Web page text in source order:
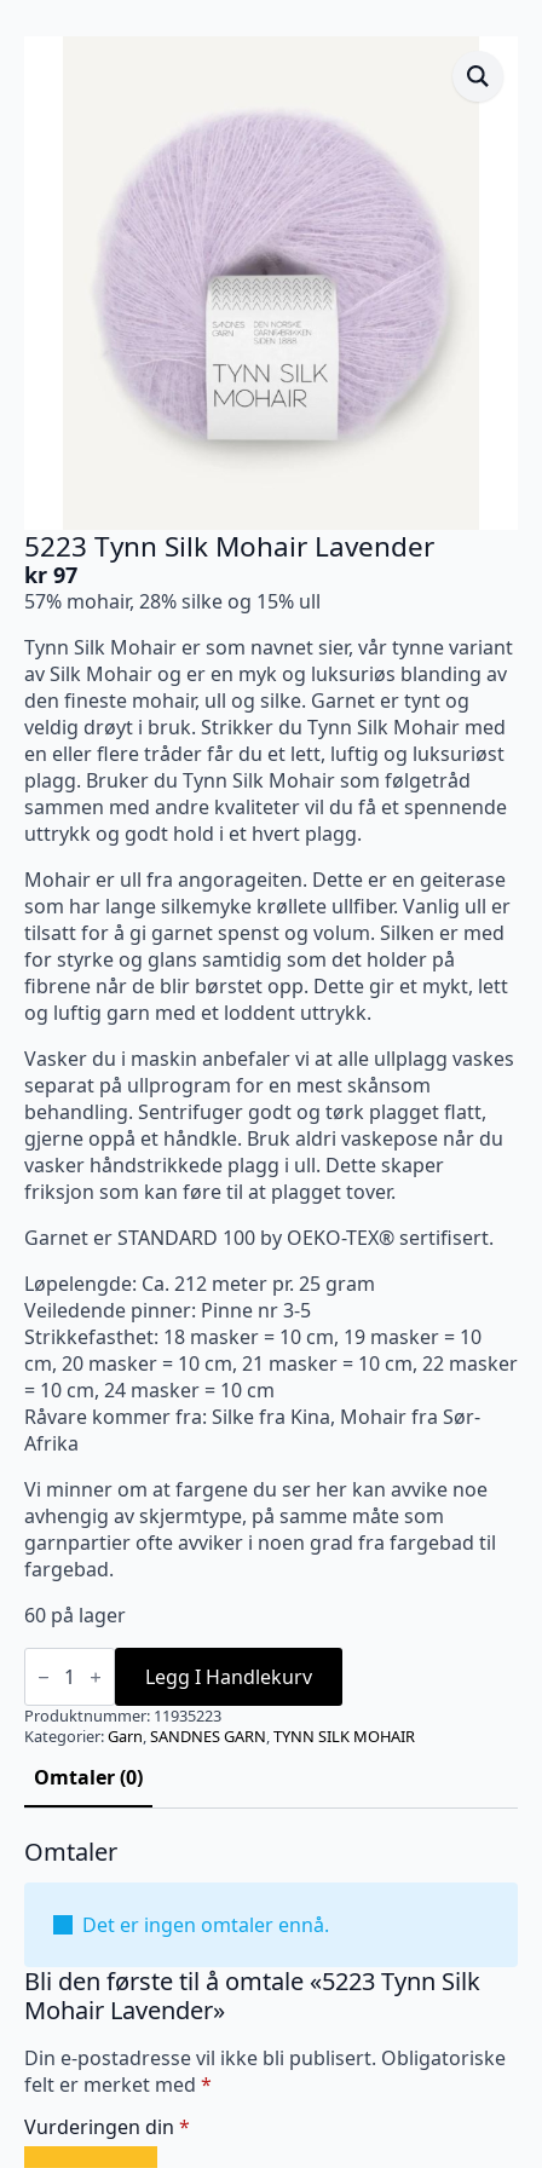
5223 Tynn Silk Mohair Lavender
kr 97
57% mohair, 28% silke og 15% ull
Tynn Silk Mohair er som navnet sier, vår tynne variant
av Silk Mohair og er en myk og luksuriøs blanding av
den fineste mohair, ull og silke. Garnet er tynt og
veldig drøyt i bruk. Strikker du Tynn Silk Mohair med
en eller flere tråder får du et lett, luftig og luksuriøst
plagg. Bruker du Tynn Silk Mohair som følgetråd
sammen med andre kvaliteter vil du få et spennende
uttrykk og godt hold i et hvert plagg.
Mohair er ull fra angorageiten. Dette er en geiterase
som har lange silkemyke krøllete ullfiber. Vanlig ull er
tilsatt for å gi garnet spenst og volum. Silken er med
for styrke og glans samtidig som det holder på
fibrene når de blir børstet opp. Dette gir et mykt, lett
og luftig garn med et loddent uttrykk.
Vasker du i maskin anbefaler vi at alle ullplagg vaskes
separat på ullprogram for en mest skånsom
behandling. Sentrifuger godt og tørk plagget flatt,
gjerne oppå et håndkle. Bruk aldri vaskepose når du
vasker håndstrikkede plagg i ull. Dette skaper
friksjon som kan føre til at plagget tover.
Garnet er STANDARD 100 by OEKO-TEX® sertifisert.
Løpelengde: Ca. 212 meter pr. 25 gram
Veiledende pinner: Pinne nr 3-5
Strikkefasthet: 18 masker = 10 cm, 19 masker = 10
cm, 20 masker = 10 cm, 21 masker = 10 cm, 22 masker
= 10 cm, 24 masker = 10 cm
Råvare kommer fra: Silke fra Kina, Mohair fra Sør-
Afrika
Vi minner om at fargene du ser her kan avvike noe
avhengig av skjermtype, på samme måte som
garnpartier ofte avviker i noen grad fra fargebad til
fargebad.
60 på lager
5223
Tynn
Mohair
Lavender
antall
Legg I Handlekurv
Produktnummer: 11935223
Kategorier:Garn,SANDNES GARN,TYNN SILK MOHAIR
Omtaler (0)
Omtaler
Det er ingen omtaler ennå.
Bli den første til å omtale «5223 Tynn Silk
Mohair Lavender»
Din e-postadresse vil ikke bli publisert. Obligatoriske
felt er merket med *
Vurderingen din *